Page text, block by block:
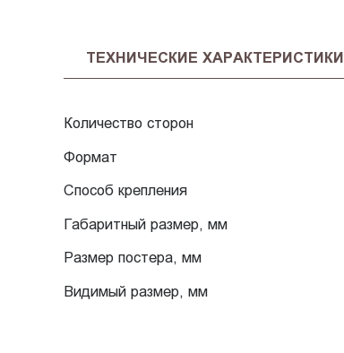
ТЕХНИЧЕСКИЕ ХАРАКТЕРИСТИКИ
Количество сторон
Формат
Способ крепления
Габаритный размер, мм
Размер постера, мм
Видимый размер, мм